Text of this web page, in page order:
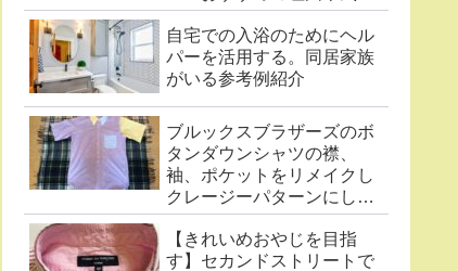
なる点まとめ
自宅での入浴のためにヘル
パーを活用する。同居家族
がいる参考例紹介
ブルックスブラザーズのボ
タンダウンシャツの襟、
袖、ポケットをリメイクし
クレージーパターンにした
件
【きれいめおやじを目指
す】セカンドストリートで